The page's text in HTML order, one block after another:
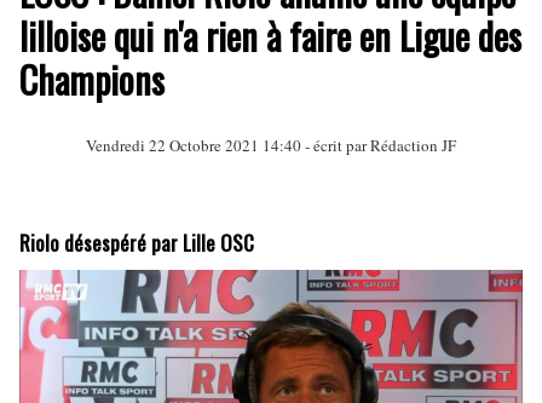
lilloise qui n'a rien à faire en Ligue des
Champions
Vendredi 22 Octobre 2021 14:40 - écrit par Rédaction JF
Riolo désespéré par Lille OSC